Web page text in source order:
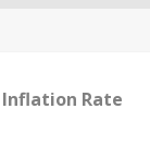
Rate